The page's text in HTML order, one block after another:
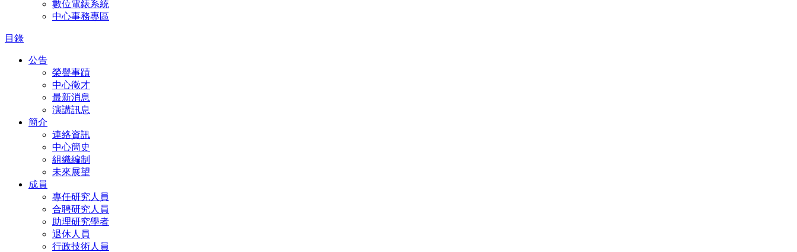
數位電錶系統
中心事務專區
目錄
公告
榮譽事蹟
中心徵才
最新消息
演講訊息
簡介
連絡資訊
中心簡史
組織編制
未來展望
成員
專任研究人員
合聘研究人員
助理研究學者
退休人員
行政技術人員